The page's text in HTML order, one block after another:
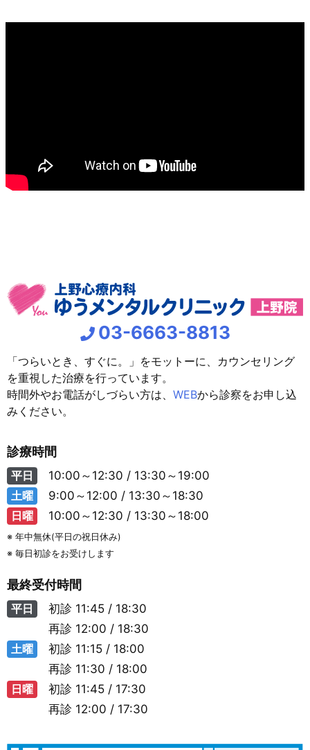
03-6663-8813
「つらいとき、すぐに。」をモットーに、カウンセリング
を重視した治療を行っています。
時間外やお電話がしづらい方は、 WEBから診察をお申し込
みください。
診療時間
平日
10:00～12:30 / 13:30～19:00
土曜
9:00～12:00 / 13:30～18:30
日曜
10:00～12:30 / 13:30～18:00
※ 年中無休(平日の祝日休み)
※ 毎日初診をお受けします
最終受付時間
平日 初診 11:45 / 18:30
再診 12:00 / 18:30
土曜
初診 11:15 / 18:00
再診 11:30 / 18:00
日曜
初診 11:45 / 17:30
再診 12:00 / 17:30